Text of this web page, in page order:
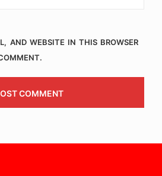
AND WEBSITE IN THIS BROWSER